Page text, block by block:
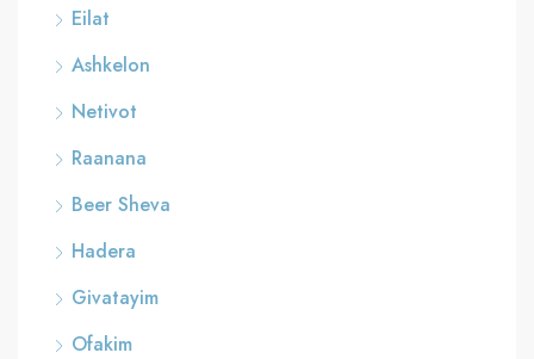
Eilat
Ashkelon
Netivot
Raanana
Beer Sheva
Hadera
Givatayim
Ofakim